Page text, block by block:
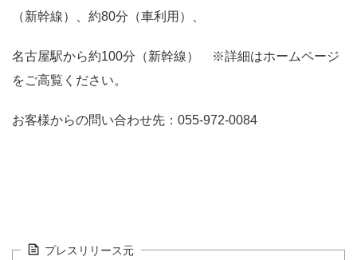
（新幹線）、約80分（車利用）、
名古屋駅から約100分（新幹線） ※詳細はホームページ
をご高覧ください。
お客様からの問い合わせ先：055-972-0084
プレスリリース元